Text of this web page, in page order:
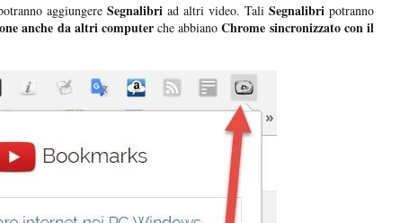
aggiungereSegnalibriad altri video. TaliSegnalibri potranno
anche da altri computerche abbianoChrome sincronizzato con il